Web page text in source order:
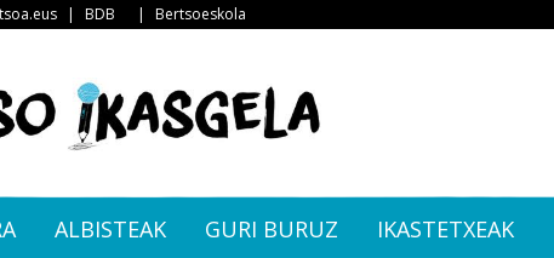
| BDB | Bertsoeskola
ALBISTEAK GURI BURUZ IKASTETXEAK